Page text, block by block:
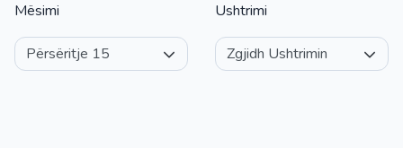
Mësimi Ushtrimi